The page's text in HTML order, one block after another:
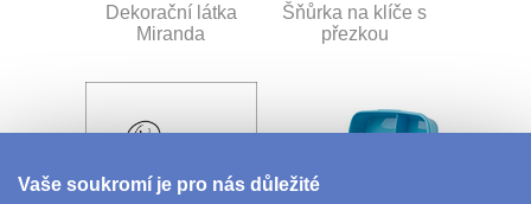
Dekorační látka
Miranda
Šňůrka na klíče s
přezkou
Vaše soukromí je pro nás důležité